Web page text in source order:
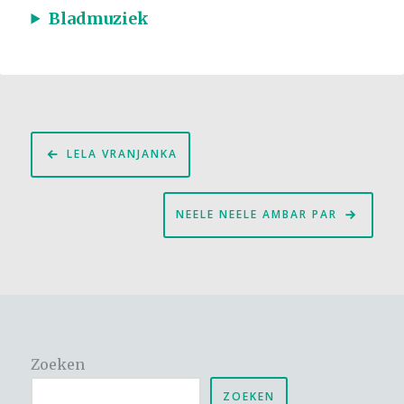
Bladmuziek
Bericht
navigatie
LELA VRANJANKA
NEELE NEELE AMBAR PAR
Zoeken
ZOEKEN